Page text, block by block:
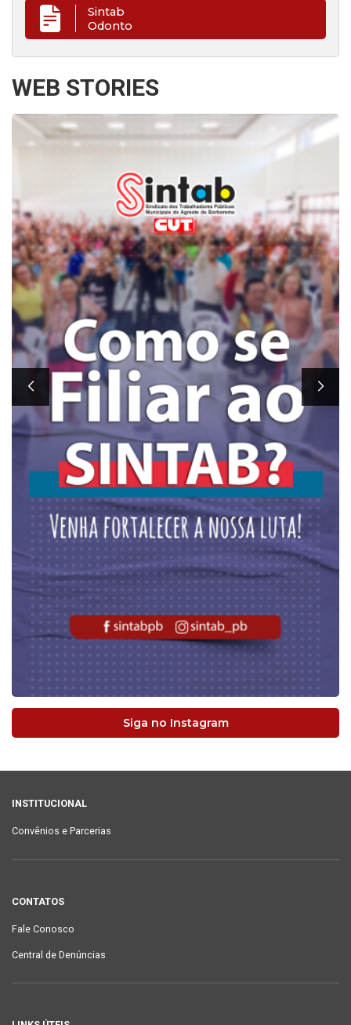
Sintab
Odonto
WEB STORIES
Siga no Instagram
INSTITUCIONAL
Convênios e Parcerias
CONTATOS
Fale Conosco
Central de Denúncias